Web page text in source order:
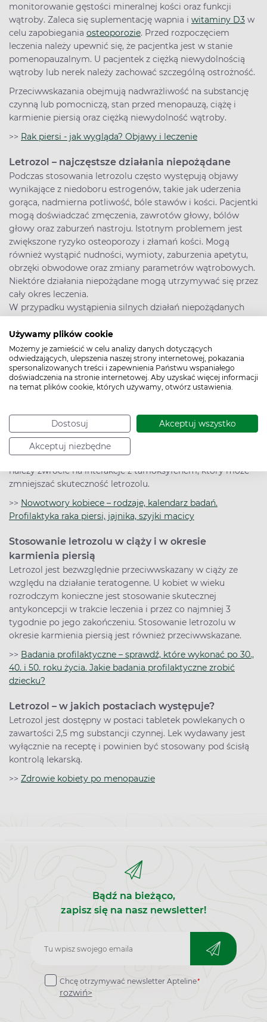
Używamy plików cookie
Możemy je zamieścić w celu analizy danych dotyczących
odwiedzających, ulepszenia naszej strony internetowej, pokazania
spersonalizowanych treści i zapewnienia Państwu wspaniałego
doświadczenia na stronie internetowej. Aby uzyskać więcej informacji
na temat plików cookie, których używamy, otwórz ustawienia.
Dostosuj Akceptuj wszystko
Akceptuj niezbędne
monitorowanie gęstości mineralnej kości oraz funkcji
wątroby. Zaleca się suplementację wapnia i witaminy D3 w
celu zapobiegania osteoporozie. Przed rozpoczęciem
leczenia należy upewnić się, że pacjentka jest w stanie
pomenopauzalnym. U pacjentek z ciężką niewydolnością
wątroby lub nerek należy zachować szczególną ostrożność.
Przeciwwskazania obejmują nadwrażliwość na substancję
czynną lub pomocniczą, stan przed menopauzą, ciążę i
karmienie piersią oraz ciężką niewydolność wątroby.
>> Rak piersi - jak wygląda? Objawy i leczenie
Letrozol – najczęstsze działania niepożądane
Podczas stosowania letrozolu często występują objawy
wynikające z niedoboru estrogenów, takie jak uderzenia
gorąca, nadmierna potliwość, bóle stawów i kości. Pacjentki
mogą doświadczać zmęczenia, zawrotów głowy, bólów
głowy oraz zaburzeń nastroju. Istotnym problemem jest
zwiększone ryzyko osteoporozy i złamań kości. Mogą
również wystąpić nudności, wymioty, zaburzenia apetytu,
obrzęki obwodowe oraz zmiany parametrów wątrobowych.
Niektóre działania niepożądane mogą utrzymywać się przez
cały okres leczenia.
W przypadku wystąpienia silnych działań niepożądanych
skonsultować się z lekarzem prowadzącym.
>>Menopauza (klimakterium) – objawy, etapy przekwitania.
Leki i dieta przy menopauzie
Letrozol – najczęstsze interakcje
P450, jednak ryzyko istotnych klinicznie interakcji jest
stosunkowo niewielkie. Należy zachować ostrożność przy
jednoczesnym stosowaniu leków będących silnymi
inhibitorami lub induktorami CYP3A4. Szczególną uwagę
należy zwrócić na interakcje z tamoksyfenem, który może
zmniejszać skuteczność letrozolu.
>> Nowotwory kobiece – rodzaje, kalendarz badań.
Profilaktyka raka piersi, jajnika, szyjki macicy
Stosowanie letrozolu w ciąży i w okresie
karmienia piersią
Letrozol jest bezwzględnie przeciwwskazany w ciąży ze
względu na działanie teratogenne. U kobiet w wieku
rozrodczym konieczne jest stosowanie skutecznej
antykoncepcji w trakcie leczenia i przez co najmniej 3
tygodnie po jego zakończeniu. Stosowanie letrozolu w
okresie karmienia piersią jest również przeciwwskazane.
>> Badania profilaktyczne – sprawdź, które wykonać po 30.,
40. i 50. roku życia. Jakie badania profilaktyczne zrobić
dziecku?
Letrozol – w jakich postaciach występuje?
Letrozol jest dostępny w postaci tabletek powlekanych o
zawartości 2,5 mg substancji czynnej. Lek wydawany jest
wyłącznie na receptę i powinien być stosowany pod ścisłą
kontrolą lekarską.
>> Zdrowie kobiety po menopauzie
Bądź na bieżąco,
zapisz się na nasz newsletter!
Zapisz
do
newslettera
Chcę otrzymywać newsletter Apteline*
rozwiń>